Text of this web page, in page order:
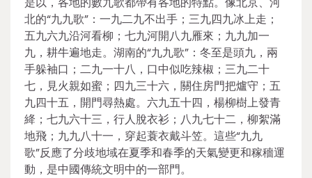
北的“九九歌”：一九二九不出手；三九四九冰上走；
五九六九沿河看柳；七九河開八九雁來；九九加一
九，耕牛遍地走。湖南的“九九歌”：冬至是頭九，兩
手躲袖口；二九一十八，口中似吃辣椒；三九二十
七，見火親如蜜；四九三十六，關住房門把爐守；五
九四十五，開門尋熱處。六九五十四，楊柳樹上發青
絳；七九六十三，行人脫衣衫；八九七十二，柳絮滿
地飛；九九八十一，穿起蓑衣戴斗笠。這些“九九
歌”反應了分歧地域在夏季和春季的天氣變更和稼穡運
動，是中國傳統文明中的一部門。